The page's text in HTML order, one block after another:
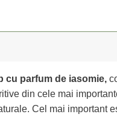
cu parfum de iasomie,
din cele mai
Cel mai important